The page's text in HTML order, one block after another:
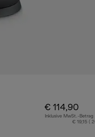
€ 114,90
Inklusive MwSt.-Betrag
€ 19,15 (